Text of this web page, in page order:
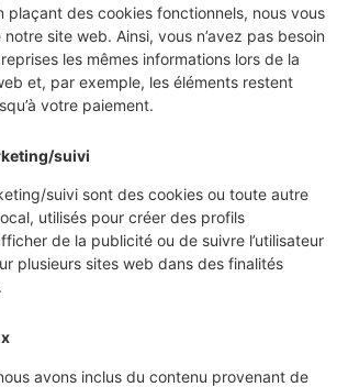
plaçant des cookies fonctionnels, nous vous
site web. Ainsi, vous n’avez pas besoin
les mêmes informations lors de la
et, par exemple, les éléments restent
votre paiement.
suivi
suivi sont des cookies ou toute autre
utilisés pour créer des profils
de la publicité ou de suivre l’utilisateur
plusieurs sites web dans des finalités
avons inclus du contenu provenant de